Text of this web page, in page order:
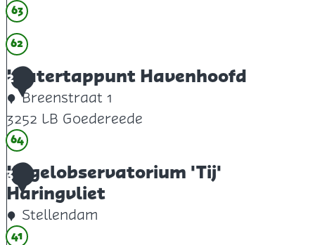
K
w
a
d
e
H
o
e
k
63
62
2
Watertappunt Havenhoofd
Breenstraat 1
3252 LB Goedereede
W
t
e
r
64
3
Vogelobservatorium 'Tij'
Haringvliet
Stellendam
V41